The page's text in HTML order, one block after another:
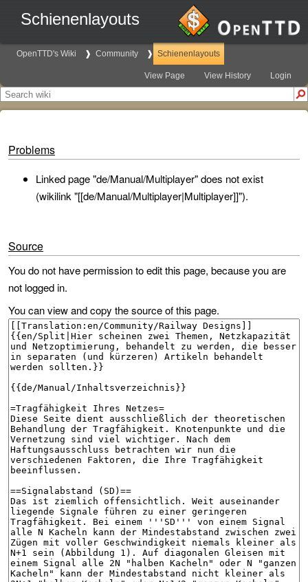
Schienenlayouts
OpenTTD's Wiki Community Schienenlayouts
View Page View History Login
Problems
Linked page "de/Manual/Multiplayer" does not exist
(wikilink "[[de/Manual/Multiplayer|Multiplayer]]").
Source
You do not have permission to edit this page, because you are
not logged in.
You can view and copy the source of this page.